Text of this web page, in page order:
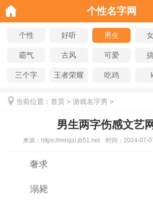
个性名字网
个性 好听 男生
霸气 古风 可爱
三个字 王者荣耀 吃鸡
当前位置： 首页 > 游戏名字男 >
男生两字伤感文艺
来源： https://mingzi.jb51.net 时间： 2024-07-
奢求
溺毙